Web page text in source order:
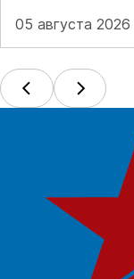
05 августа 2026